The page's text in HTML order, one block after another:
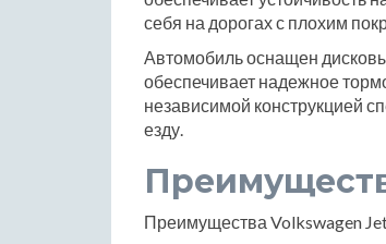
себя на дорогах с плохим
Автомобиль оснащен
обеспечивает надежное
независимой конструкцией
езду.
Преимущества Volkswagen